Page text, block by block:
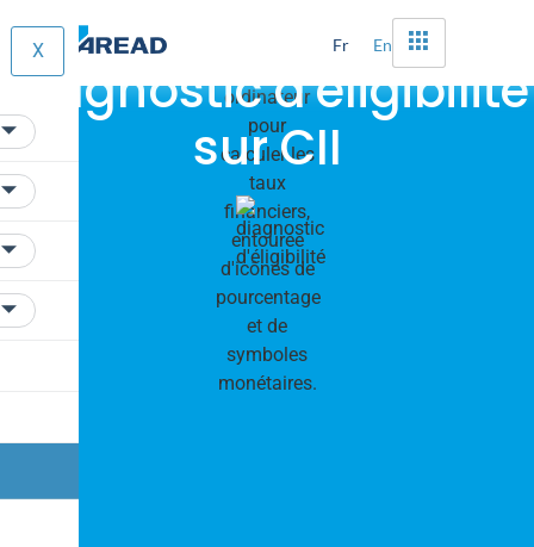
Fr En
X
Diagnostic d'éligibilité
sur CII